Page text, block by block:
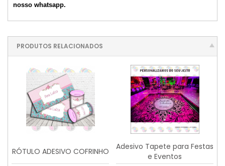
nosso whatsapp.
PRODUTOS RELACIONADOS
RÓTULO ADESIVO COFRINHO
Adesivo Tapete para Festas
e Eventos